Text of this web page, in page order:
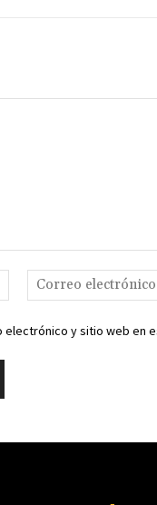
Nombre:*
electrónico y sitio web en